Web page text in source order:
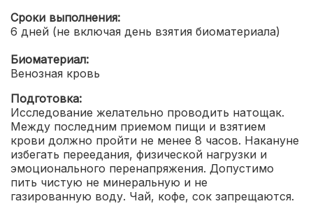
Сроки выполнения:
6 дней (не включая день взятия биоматериала)
Биоматериал:
Венозная кровь
Подготовка:
Исследование желательно проводить натощак.
Между последним приемом пищи и взятием
крови должно пройти не менее 8 часов. Накануне
избегать переедания, физической нагрузки и
эмоционального перенапряжения. Допустимо
пить чистую не минеральную и не
газированную воду. Чай, кофе, сок запрещаются.